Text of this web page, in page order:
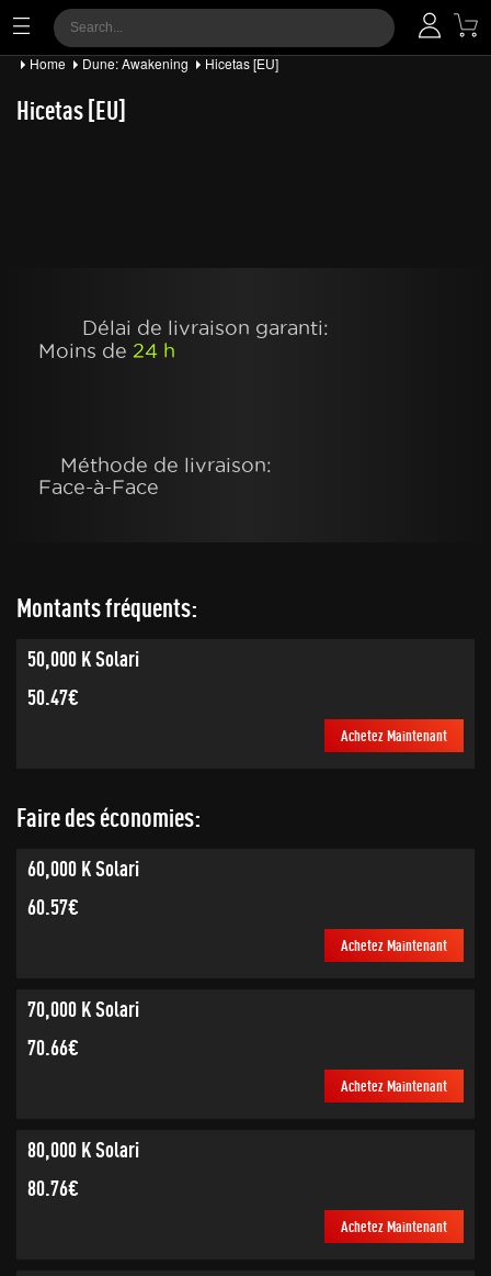
Home Dune: Awakening Hicetas [EU]
Hicetas [EU]
Délai de livraison garanti:
Moins de 24 h
Méthode de livraison:
Face-à-Face
Montants fréquents:
50,000 K Solari
50.47€
Achetez Maintenant
Faire des économies:
60,000 K Solari
60.57€
Achetez Maintenant
70,000 K Solari
70.66€
Achetez Maintenant
80,000 K Solari
80.76€
Achetez Maintenant